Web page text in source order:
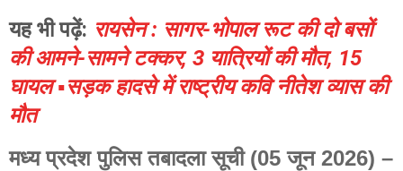
यह भी पढ़ें: रायसेन : सागर-भोपाल रूट की दो बसों
की आमने-सामने टक्कर, 3 यात्रियों की मौत, 15
घायल ▪️सड़क हादसे में राष्ट्रीय कवि नीतेश व्यास की
मौत
मध्य प्रदेश पुलिस तबादला सूची (05 जून 2026) –